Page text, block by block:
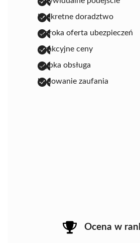
konkretne doradztwo
szeroka oferta ubezpieczeń
atrakcyjne ceny
szybka obsługa
budowanie zaufania
Ocena w